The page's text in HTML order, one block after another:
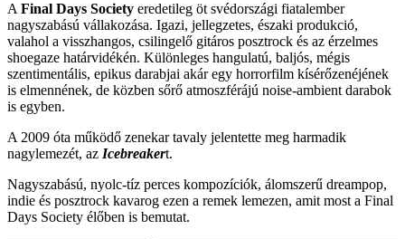
AFinal Days Society eredetileg öt svédországi fiatalember
nagyszabású vállakozása. Igazi, jellegzetes, északi produkció,
valahol a visszhangos, csilingelő gitáros posztrock és az érzelmes
shoegaze határvidékén. Különleges hangulatú, baljós, mégis
szentimentális, epikus darabjai akár egy horrorfilm kísérőzenéjének
is elmennének, de közben sőrő atmoszférájú noise-ambient darabok
is egyben.
A 2009 óta működő zenekar tavaly jelentette meg harmadik
nagylemezét, az Icebreakert.
Nagyszabású, nyolc-tíz perces kompozíciók, álomszerű dreampop,
indie és posztrock kavarog ezen a remek lemezen, amit most a Final
Days Society élőben is bemutat.